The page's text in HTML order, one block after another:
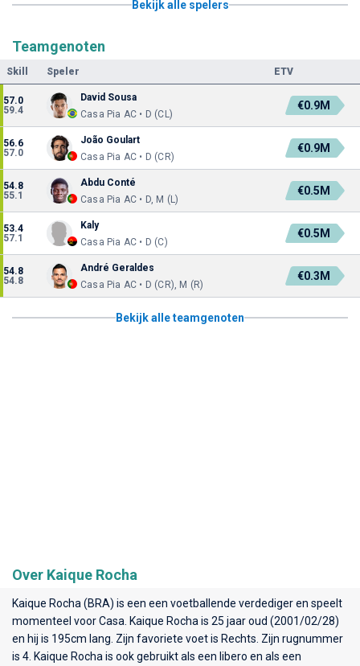
Bekijk alle spelers
Teamgenoten
Skill Speler ETV
57.0
59.4
David Sousa
Casa Pia AC • D (CL)
€0.9M
56.6
57.0
João Goulart
Casa Pia AC • D (CR)
€0.9M
54.8
55.1
Abdu Conté
Casa Pia AC • D, M (L)
€0.5M
53.4
57.1
Kaly
Casa Pia AC • D (C)
€0.5M
54.8
54.8
André Geraldes
Casa Pia AC • D (CR), M (R)
€0.3M
Bekijk alle teamgenoten
Over Kaique Rocha
Kaique Rocha (BRA) is een een voetballende verdediger en speelt
momenteel voorCasa . Kaique Rocha is 25 jaar oud (2001/02/28)
en hij is 195cm lang. Zijn favoriete voet is Rechts. Zijn rugnummer
is 4. Kaique Rocha is ook gebruikt als een libero en als een